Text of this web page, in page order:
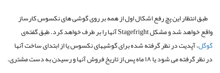
طبق انتظار این پچ رفع اشکال اول از همه بر روی گوشی های نکسوس کارساز
واقع خواهد شد و مشکل Stagefright آنها را بر طرف خواهد کرد. طبق گفته‌ی
گوگل، آپدیت در نظر گرفته شده برای گوشیهای نکسوس یا از ابتدای ساخت آنها
در نظر گرفته می شود یا ۱۸ ماه پس از تاریخ فروش آنها و رسیدن به دست مشتری.